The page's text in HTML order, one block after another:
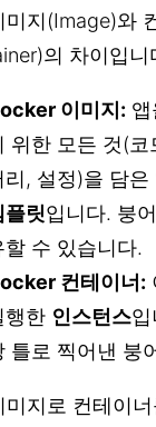
미지(Image)와
의 차이입니
이미지:
위한 모든 것(코
리, 설정)을 담은
플릿입니다. 붕
할 수 있습니다.
컨테이너:
행한 인스턴스입
틀로 찍어낸 붕
미지로 컨테이